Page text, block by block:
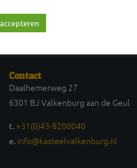
Contact
Daalhemerweg 27
6301 BJ Valkenburg aan de Geul
t.+31(0)43-8200040
e. info@kasteelvalkenburg.nl